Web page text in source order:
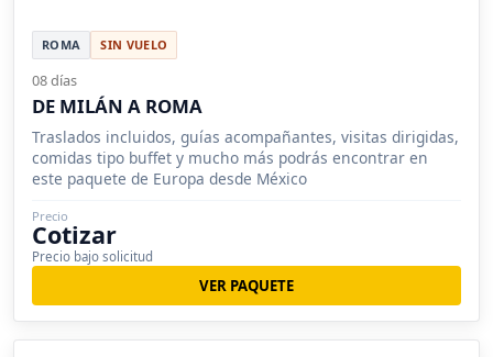
ROMA SIN VUELO
08 días
DE MILÁN A ROMA
Traslados incluidos, guías acompañantes, visitas dirigidas,
comidas tipo buffet y mucho más podrás encontrar en
este paquete de Europa desde México
Precio
Cotizar
Precio bajo solicitud
VER PAQUETE